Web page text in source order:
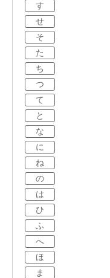
す
せ
そ
た
ち
つ
て
と
な
に
ね
の
は
ひ
ふ
へ
ほ
ま